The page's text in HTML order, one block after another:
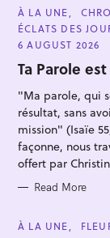
C
A
T
E
G
O
R
E
À LA UNE
ÉCLATS DES
6 AUGUST 2026
Ta Parole
"Ma parole, qui
résultat, sans
mission" (Isaïe
façonne, nous
offert par
Read More
C
À LA UNE
e
a
r
c
h
f
o
r
: